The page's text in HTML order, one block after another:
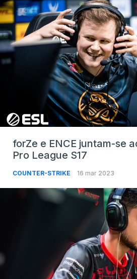
forZe e ENCE juntam-se
Pro League S17
COUNTER-STRIKE 16 mar 2023